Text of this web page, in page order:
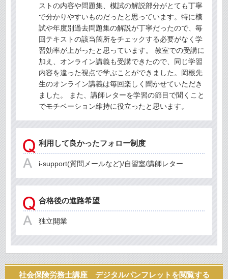
ストの内容や問題集、模試の解説部分がとても丁寧
で分かりやすいものだったと思っています。特に模
試や年度別過去問題集の解説が丁寧だったので、毎
回テキストの該当箇所をチェックする必要がなく学
習効率が上がったと思っています。 教室での受講に
加え、オンライン講義も受講できたので、同じ学習
内容を違った視点で学ぶことができました。岡根先
生のオンライン講義は毎回楽しく聞かせていただき
ました。 また、講師レターを学習の節目で聞くこと
でモチベーション維持に役立ったと思います。
利用して良かったフォロー制度
i-support(質問メールなど)/自習室/講師レター
合格後の進路希望
独立開業
社会保険労務士講座 デジタルパンフレットを閲覧する